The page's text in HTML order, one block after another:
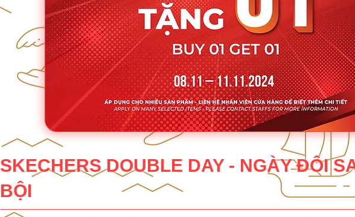
SKECHERS DOUBLE DAY - NGÀY ĐÔI
BỘI​